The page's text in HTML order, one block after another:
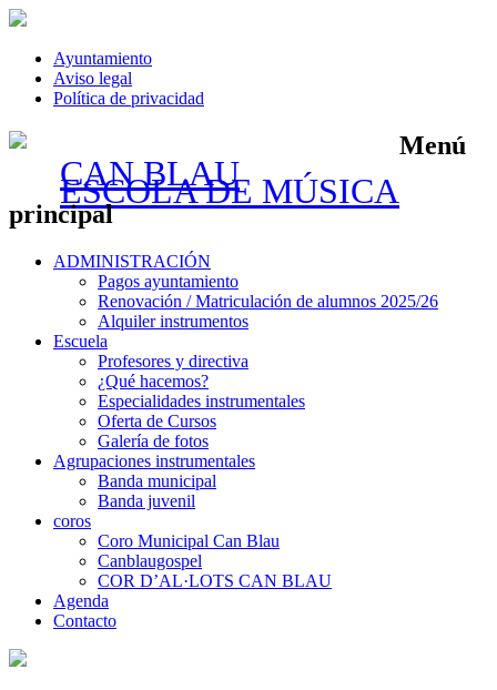
Ayuntamiento
Aviso legal
Política de privacidad
CAN BLAU
ESCOLA DE MÚSICA
Menú
principal
Saltar
ADMINISTRACIÓN
Pagos ayuntamiento
Renovación / Matriculación de alumnos 2025/26
Alquiler instrumentos
Escuela
Profesores y directiva
¿Qué hacemos?
Especialidades instrumentales
Oferta de Cursos
Galería de fotos
Agrupaciones instrumentales
Banda municipal
Banda juvenil
coros
Coro Municipal Can Blau
Canblaugospel
COR D’AL·LOTS CAN BLAU
Agenda
Contacto